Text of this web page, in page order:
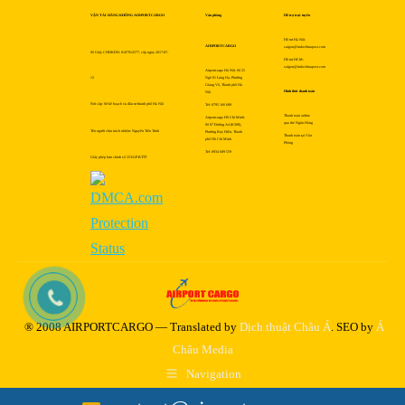
VẬN TẢI HÀNG KHÔNG AIRPORTCARGO
Số Giấy CNĐKDN: 0107912577, cấp ngày 2017-07-
12
Nơi cấp: Sở kế hoạch và đầu tư thành phố Hà Nội
Tên người chịu trách nhiệm: Nguyễn Tiến Trình
Giấy phép bưu chính số 353/GP-BTTT
Văn phòng
AIRPORTCARGO
Airportcargo Hà Nội: Số 25
Ngõ 81 Láng Hạ, Phường
Giảng Võ, Thành phố Hà
Nội
Tel: 0795 166 689
Airportcargo Hồ Chí Minh:
Số 87 Đường A4 (K300),
Phường Bảy Hiền, Thành
phố Hồ Chí Minh
Tel: 0934 689 559
Hỗ trợ trực tuyến
Hỗ trợ Hà Nội:
saigon@indochinapost.com
Hỗ trợ HCM:
saigon@indochinapost.com
Hình thức thanh toán
Thanh toán online
qua thẻ Ngân Hàng
Thanh toán tại Văn
Phòng
® 2008 AIRPORTCARGO — Translated by Dịch thuật Châu Á. SEO by Á
Châu Media
Navigation